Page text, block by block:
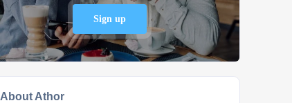
Sign up
About Athor